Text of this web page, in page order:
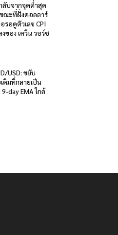
ลับจากจุดต่ำสุด
ณะที่ฝั่งดอลลาร์
รอดูตัวเลข CPI
ของ เควิน วอร์ช
USD: ขยับ
ดิมที่กลายเป็น
day EMA ใกล้